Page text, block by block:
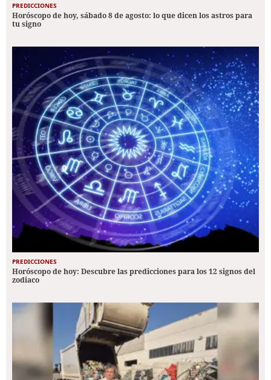
PREDICCIONES
Horóscopo de hoy, sábado 8 de agosto: lo que dicen los astros para
tu signo
PREDICCIONES
Horóscopo de hoy: Descubre las predicciones para los 12 signos del
zodiaco